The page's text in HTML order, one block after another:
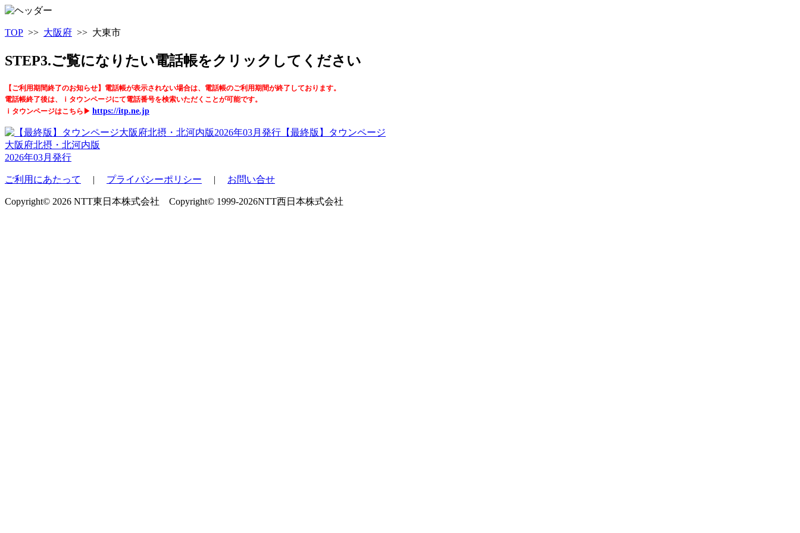
TOP >> 大阪府 >> 大東市
STEP3.ご覧になりたい電話帳をクリックしてください
【ご利用期間終了のお知らせ】電話帳が表示されない場合は、電話帳のご利用期間が終了しております。
電話帳終了後は、ｉタウンページにて電話番号を検索いただくことが可能です。
ｉタウンページはこちら▶ https://itp.ne.jp
【最終版】タウンページ
大阪府北摂・北河内版
2026年03月発行
ご利用にあたって | プライバシーポリシー | お問い合せ
Copyright© 2026 NTT東日本株式会社 Copyright© 1999-2026NTT西日本株式会社